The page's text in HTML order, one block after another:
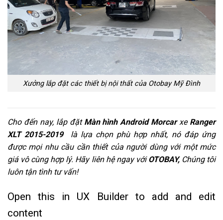
Xưởng lắp đặt các thiết bị nội thất của Otobay Mỹ Đình
Cho đến nay, lắp đặt Màn hình Android Morcarxe Ranger
XLT 2015-2019 là lựa chọn phù hợp nhất, nó đáp ứng
được mọi nhu cầu cần thiết của người dùng với một mức
giá vô cùng hợp lý. Hãy liên hệ ngay vớiOTOBAY, Chúng tôi
luôn tận tình tư vấn!
Open this in UX Builder to add and edit
content